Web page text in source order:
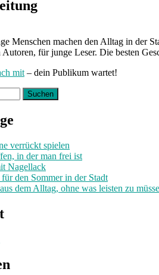
Menschen machen den Alltag in der
für junge Leser. Die besten
mit – dein Publikum wartet!
verrückt spielen
in der man frei ist
Nagellack
den Sommer in der Stadt
dem Alltag, ohne was leisten zu